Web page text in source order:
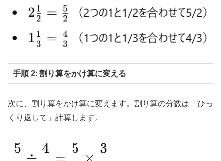
手順 2: 割り算をかけ算に変える
次に、割り算をかけ算に変えます。割り算の分数は「ひっ
くり返して」計算します。